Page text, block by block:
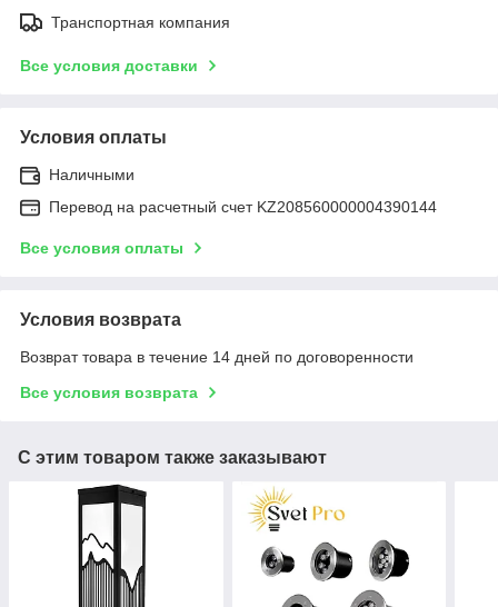
Транспортная компания
Все условия доставки
Условия оплаты
Наличными
Перевод на расчетный счет KZ208560000004390144
Все условия оплаты
Условия возврата
Возврат товара в течение 14 дней по договоренности
Все условия возврата
С этим товаром также заказывают